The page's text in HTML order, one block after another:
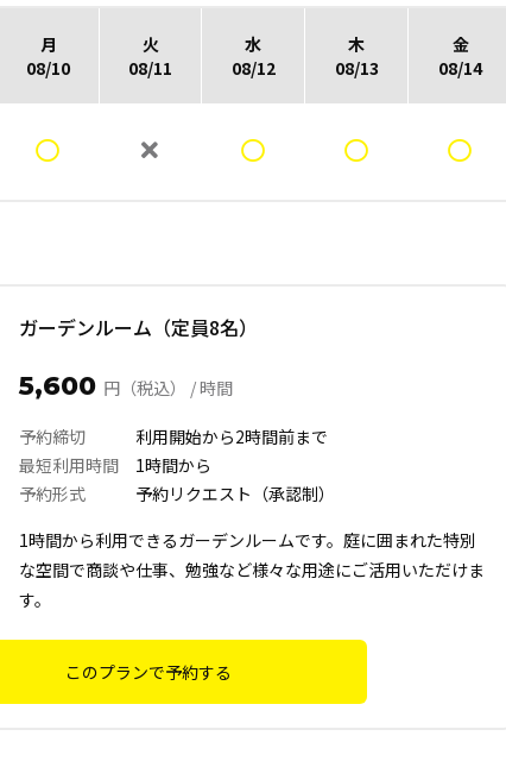
月
08/10
火
08/11
水
08/12
木
08/13
金
08/14
ガーデンルーム（定員8名）
5,600 円（税込） / 時間
予約締切 利用開始から2時間前まで
最短利用時間 1時間から
予約形式 予約リクエスト（承認制）
1時間から利用できるガーデンルームです。庭に囲まれた特別
な空間で商談や仕事、勉強など様々な用途にご活用いただけま
す。
このプランで予約する